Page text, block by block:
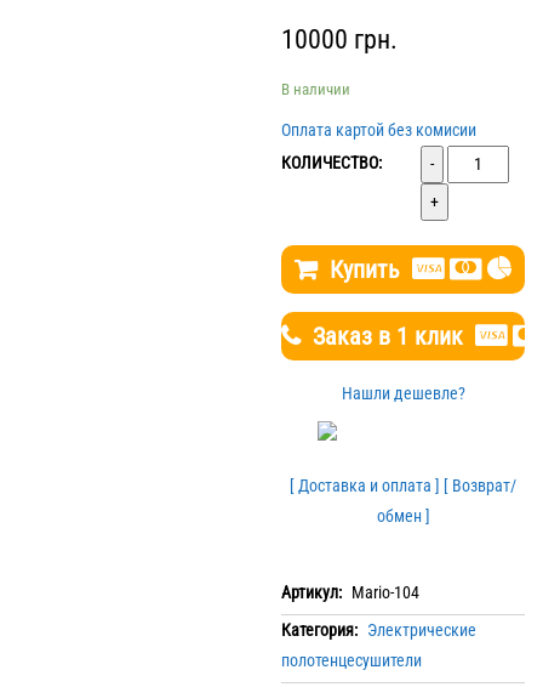
10000 грн.
В наличии
Оплата картой без комисии
КОЛИЧЕСТВО:
Количество
Купить
Заказ в 1 клик
Нашли дешевле?
[ Доставка и оплата ] [ Возврат/
обмен ]
Артикул: Mario-104
Категория: Электрические
полотенцесушители